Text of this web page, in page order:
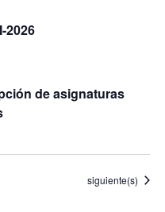
2026
de asignaturas
Eventos
siguiente(s)